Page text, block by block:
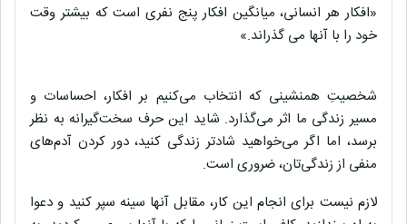
«افکار هر انسانی، میانگین افکار پنج نفری است که بیشتر وقت
خود را با آنها می گذراند.»
شخصیتِ همنشینی که انتخاب می‌کنیم بر افکار، احساسات و
مسیر زندگی ما اثر می‌گذارد. شاید این حرف سخت‌گیرانه به نظر
برسد، اما اگر می‌خواهید شادتر زندگی کنید، دور کردن آدم‌های
منفی از زندگی‌تان، ضروری است.
لازم نیست برای انجام این کار، مقابل آنها سینه سپر کنید و دعوا